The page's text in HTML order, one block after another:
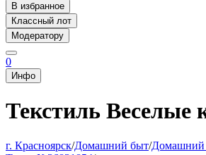
В избранное
Классный лот
Модератору
0
Инфо
Текстиль Веселые
г. Красноярск/Домашний быт/Домашний